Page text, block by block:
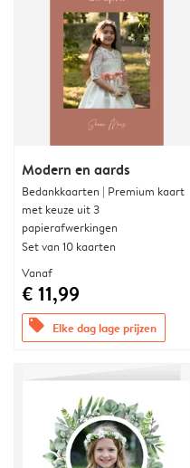
Modern en aards
Bedankkaarten | Premium kaart
met keuze uit 3
papierafwerkingen
Set van 10 kaarten
Vanaf
€ 11,99
offers Elke dag lage prijzen